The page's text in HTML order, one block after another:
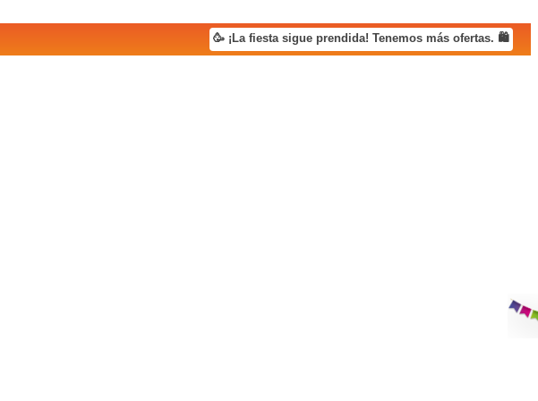
🥳 ¡La fiesta sigue prendida! Tenemos más ofertas. 🛍️